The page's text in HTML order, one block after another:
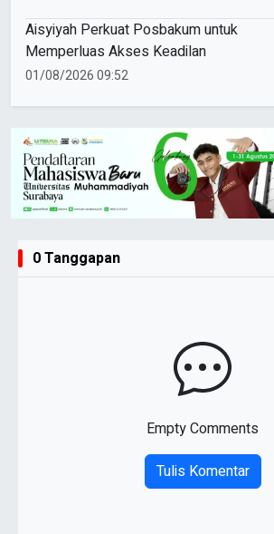
Aisyiyah Perkuat Posbakum untuk
Memperluas Akses Keadilan
01/08/2026 09:52
0 Tanggapan
Empty Comments
Tulis Komentar